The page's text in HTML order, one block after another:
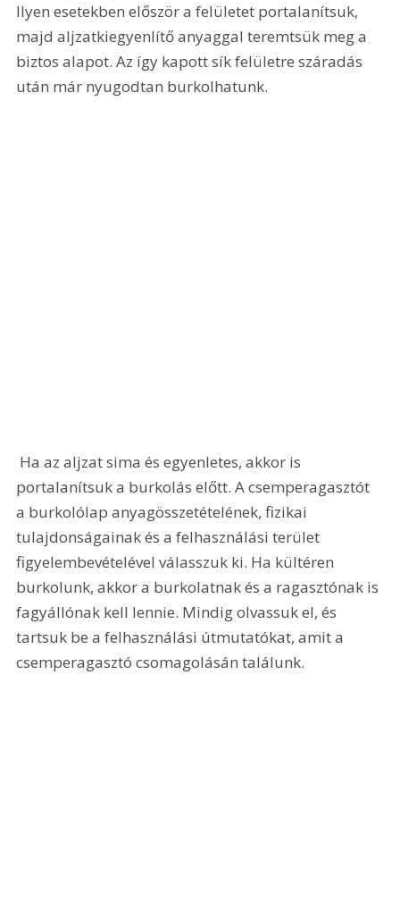
Ilyen esetekben először a felületet portalanítsuk,
majd aljzatkiegyenlítő anyaggal teremtsük meg a
biztos alapot. Az így kapott sík felületre száradás
után már nyugodtan burkolhatunk.
portalanítsuk a burkolás előtt. A csemperagasztót
a burkolólap anyagösszetételének, fizikai
tulajdonságainak és a felhasználási terület
figyelembevételével válasszuk ki. Ha kültéren
burkolunk, akkor a burkolatnak és a ragasztónak is
fagyállónak kell lennie. Mindig olvassuk el, és
tartsuk be a felhasználási útmutatókat, amit a
csemperagasztó csomagolásán találunk.